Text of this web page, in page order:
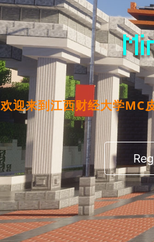
欢迎来到江西财经大学MC